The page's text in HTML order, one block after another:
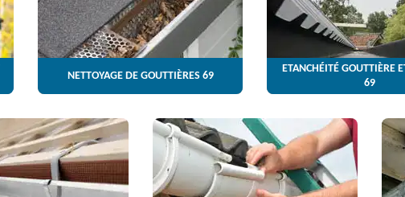
NETTOYAGE DE GOUTTIÈRES 69
ETANCHÉITÉ GOUTTIÈRE
69